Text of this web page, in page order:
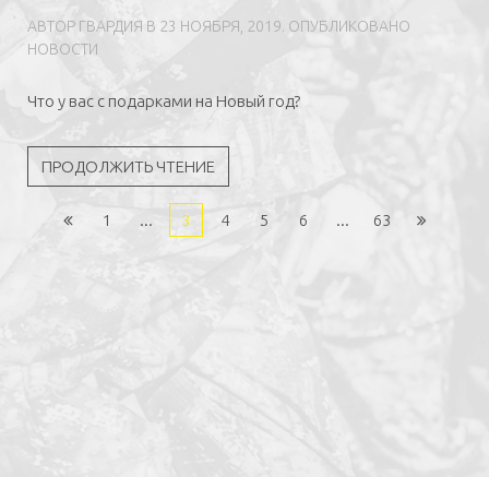
АВТОР ГВAРДИЯ В 23 НОЯБРЯ, 2019. ОПУБЛИКОВАНО
НОВОСТИ
Что у вас с подарками на Новый год?
ПРОДОЛЖИТЬ ЧТЕНИЕ
1 ... 3 4 5 6 ... 63